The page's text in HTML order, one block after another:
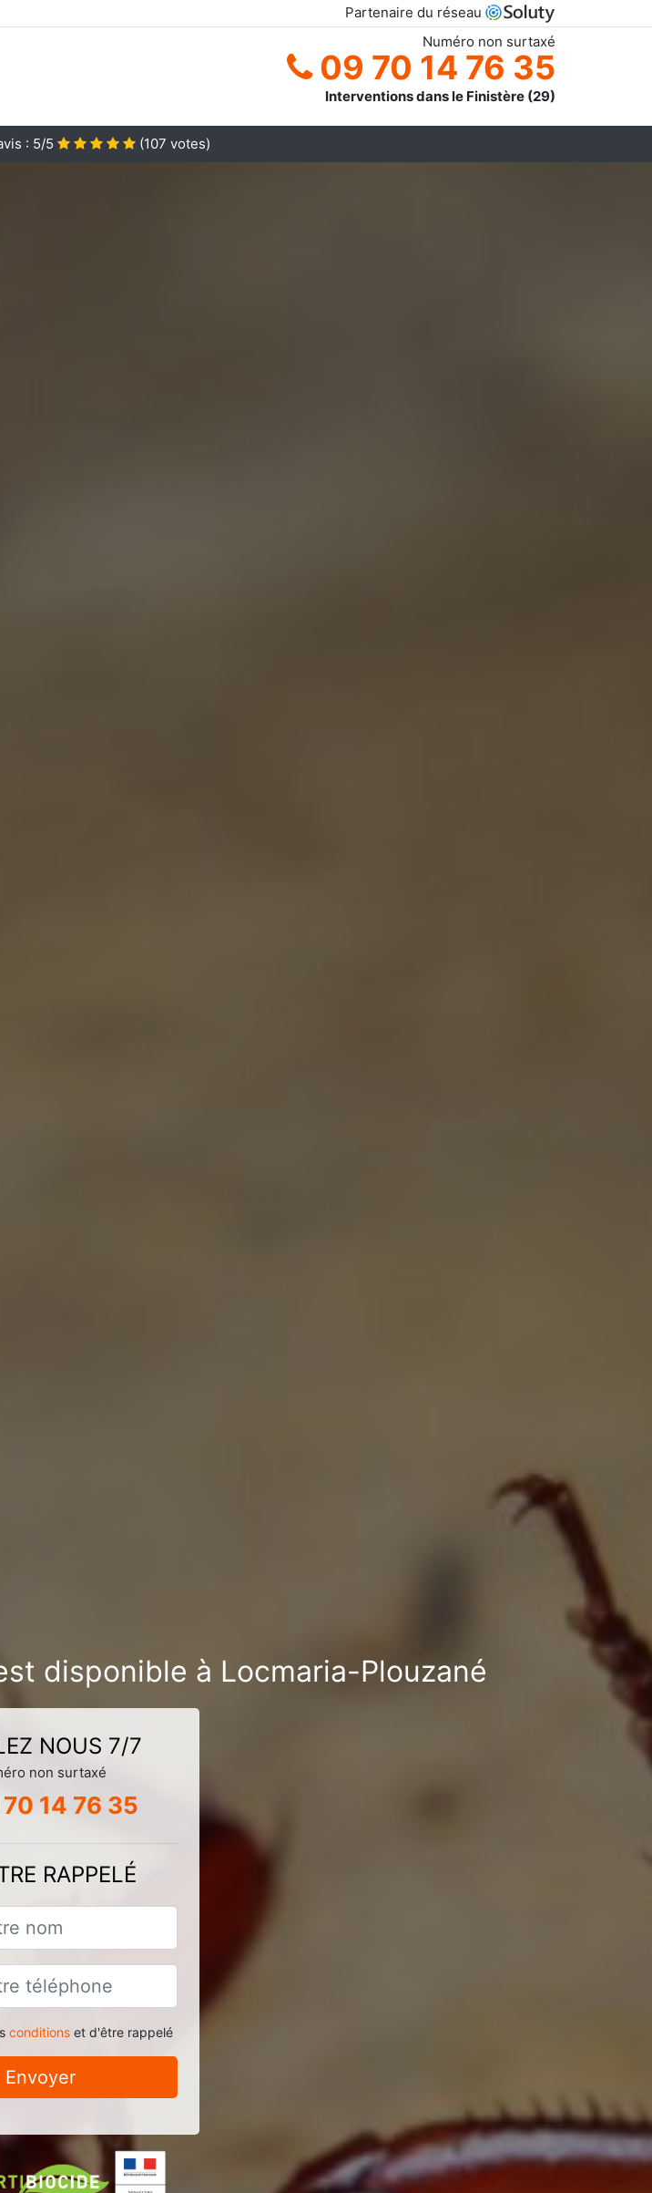
Partenaire du réseau
Numéro non surtaxé
09 70 14 76 35
Interventions dans le Finistère (29)
: 5/5 (107 votes)
disponible à Locmaria-Plouzané
NOUS 7/7
non surtaxé
14 76 35
RAPPELÉ
conditionset d'être rappelé
Envoyer